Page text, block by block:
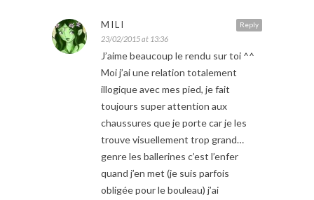
Reply
MILI
23/02/2015 at 13:36
J’aime beaucoup le rendu sur toi ^^
Moi j’ai une relation totalement
illogique avec mes pied, je fait
toujours super attention aux
chaussures que je porte car je les
trouve visuellement trop grand…
genre les ballerines c’est l’enfer
quand j’en met (je suis parfois
obligée pour le bouleau) j’ai